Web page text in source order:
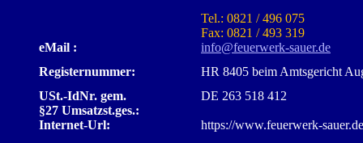
Tel.: 0821 / 496 075
Fax: 0821 / 493 319
eMail :
info@feuerwerk-sauer.de
Registernummer:
HR 8405 beim Amtsgericht
USt.-IdNr. gem.
§27 Umsatzst.ges.:
DE 263 518 412
Internet-Url: https://www.feuerwerk-